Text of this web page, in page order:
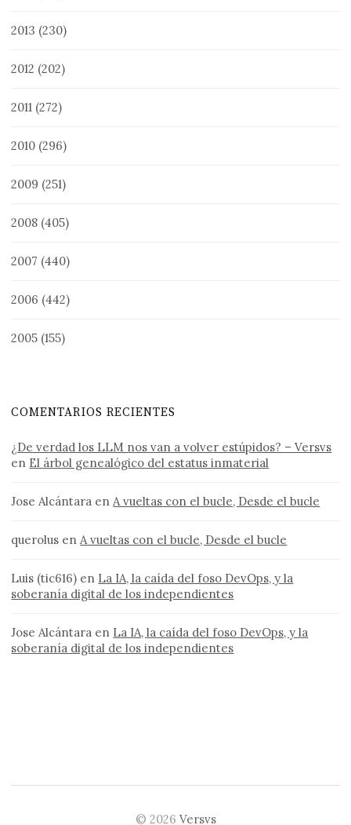
2013 (230)
2012 (202)
2011 (272)
2010 (296)
2009 (251)
2008 (405)
2007 (440)
2006 (442)
2005 (155)
COMENTARIOS RECIENTES
¿De verdad los LLM nos van a volver estúpidos? – Versvs
en El árbol genealógico del estatus inmaterial
Jose Alcántara en A vueltas con el bucle, Desde el bucle
querolus en A vueltas con el bucle, Desde el bucle
Luis (tic616) en La IA, la caída del foso DevOps, y la
soberanía digital de los independientes
Jose Alcántara en La IA, la caída del foso DevOps, y la
soberanía digital de los independientes
© 2026 Versvs